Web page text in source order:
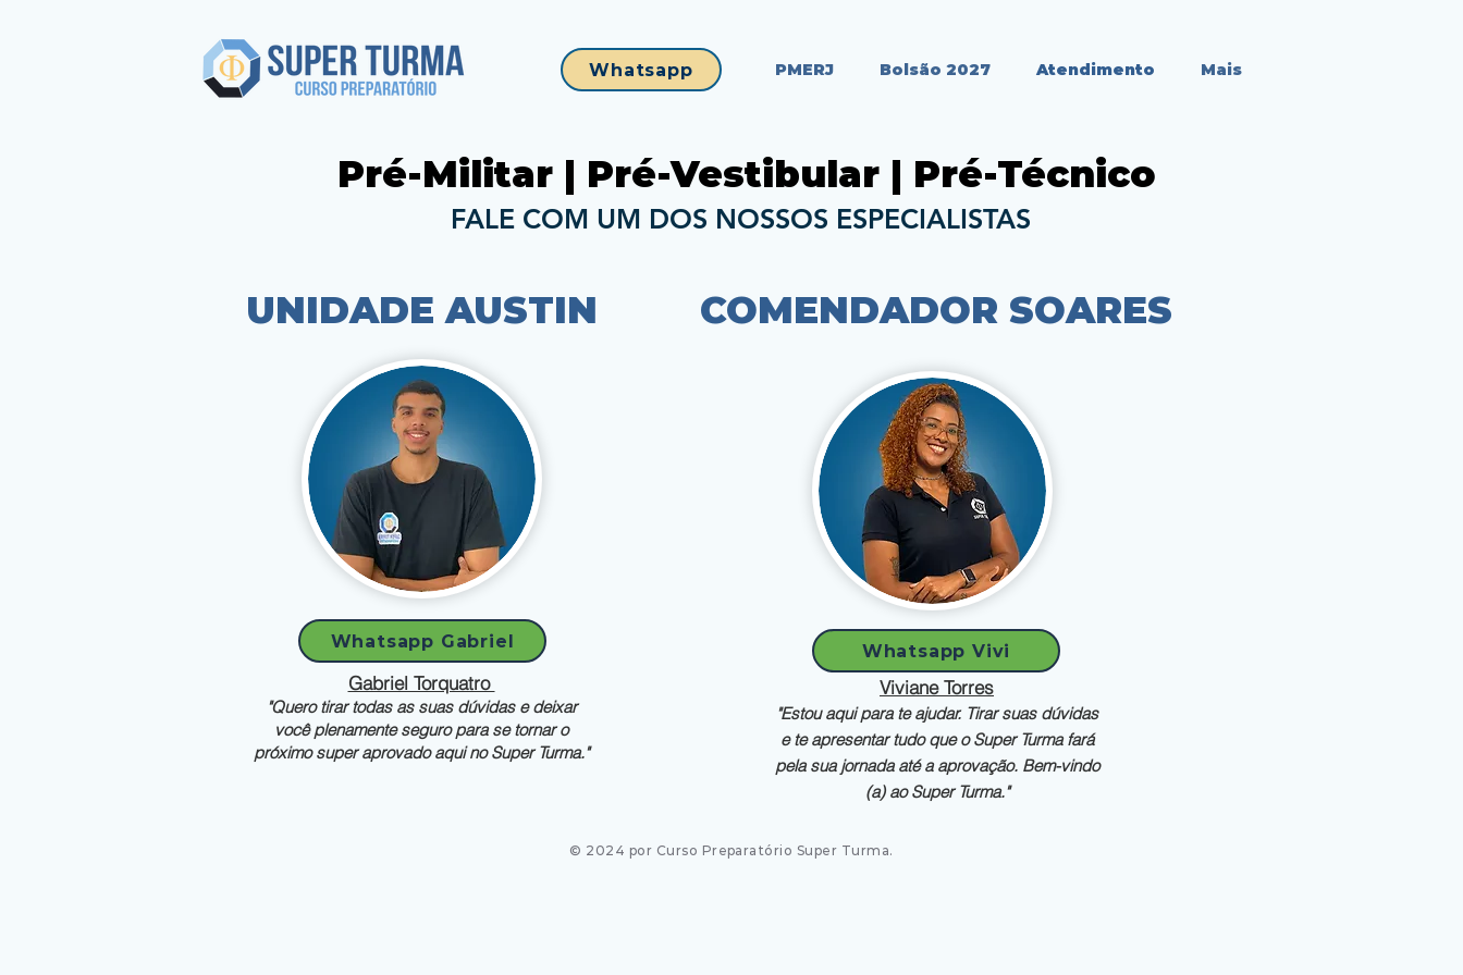
Whatsapp PMERJ Bolsão 2027 Atendimento Mais
Pré-Militar | Pré-Vestibular | Pré-Técnico
FALE COM UM DOS NOSSOS ESPECIALISTAS
UNIDADE AUSTIN
Whatsapp Gabriel
Gabriel Torquatro
"Quero tirar todas as suas dúvidas e deixar
você plenamente seguro para se tornar o
próximo super aprovado aqui no Super Turma."
COMENDADOR SOARES
Whatsapp Vivi
Viviane Torres
"Estou aqui para te ajudar. Tirar suas dúvidas
e te apresentar tudo que o Super Turma fará
pela sua jornada até a aprovação. Bem-vindo
(a) ao Super Turma."
© 2024 por Curso Preparatório Super Turma.